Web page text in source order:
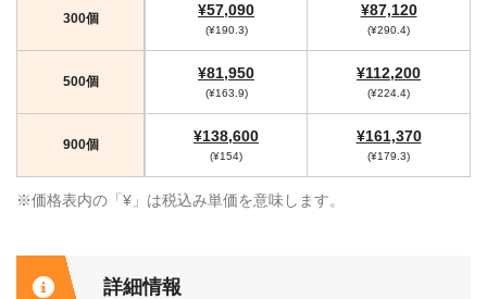
300個 ¥57,090
(¥190.3)
¥87,120
(¥290.4)
500個 ¥81,950
(¥163.9)
¥112,200
(¥224.4)
900個 ¥138,600
(¥154)
¥161,370
(¥179.3)
※価格表内の「¥」は税込み単価を意味します。
詳細情報